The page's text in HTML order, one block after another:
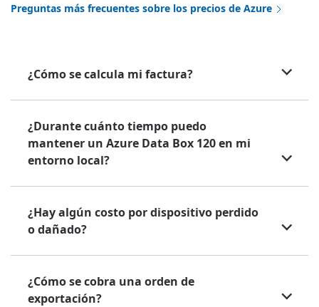
Preguntas más frecuentes sobre los precios de Azure
¿Cómo se calcula mi factura?
¿Durante cuánto tiempo puedo
mantener un Azure Data Box 120 en mi
entorno local?
¿Hay algún costo por dispositivo perdido
o dañado?
¿Cómo se cobra una orden de
exportación?